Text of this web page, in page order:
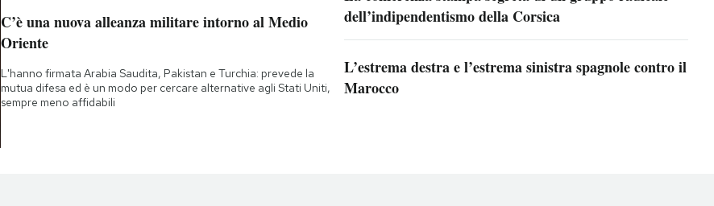
C’è una nuova alleanza militare intorno al Medio
Oriente
L'hanno firmata Arabia Saudita, Pakistan e Turchia: prevede la
mutua difesa ed è un modo per cercare alternative agli Stati Uniti,
sempre meno affidabili
dell’indipendentismo della Corsica
L’estrema destra e l’estrema sinistra spagnole contro il
Marocco